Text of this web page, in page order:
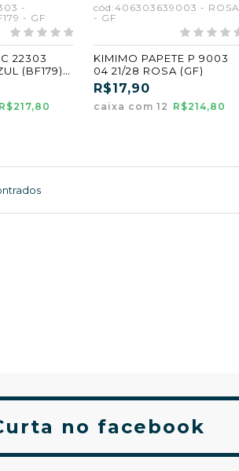
-
- GF
22303
(BF179)
R$217,80
cód:406303639003 - ROSA
- GF
KIMIMO PAPETE P 9003
04 21/28 ROSA (GF)
R$17,90
caixa com 12 R$214,80
no facebook